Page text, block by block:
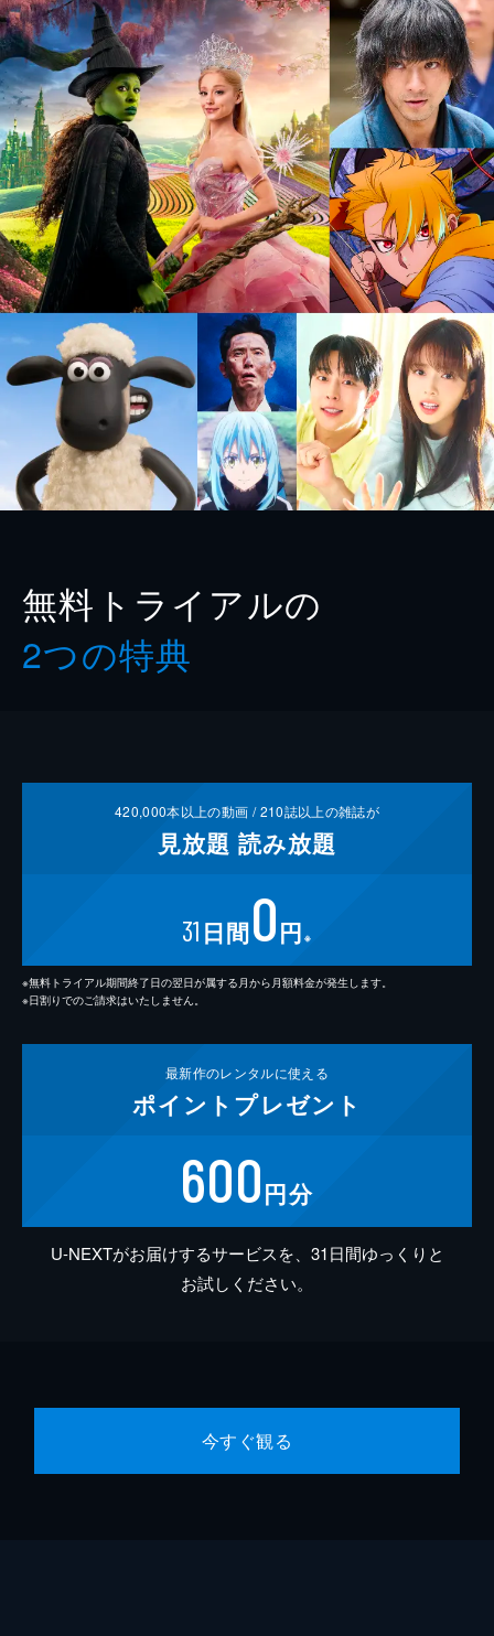
無料トライアルの
2つの特典
420,000本以上の動画 /210誌以上の雑誌が
見放題 読み放題
31 日間0円 ※
※無料トライアル期間終了日の翌日が属する月から月額料金が発生します。
※日割りでのご請求はいたしません。
最新作のレンタルに使える
ポイント プレゼント
600円分
U-NEXTがお届けするサービスを、31日間ゆっくりと
お試しください。
今すぐ観る